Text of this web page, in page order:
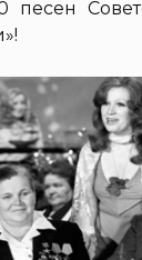
песен